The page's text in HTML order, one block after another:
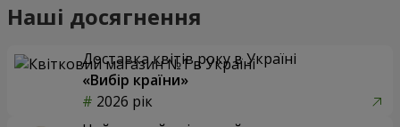
Наші досягнення
Доставка квітів року в Україні
«Вибір країни»
2026 рік